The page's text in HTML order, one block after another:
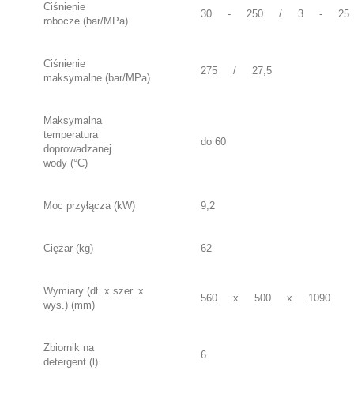
Ciśnienie
robocze (bar/MPa)
30 - 250 / 3 - 25
Ciśnienie
maksymalne (bar/MPa)
275 / 27,5
Maksymalna
temperatura
doprowadzanej
wody (°C)
do 60
Moc przyłącza (kW) 9,2
Ciężar (kg) 62
Wymiary (dł. x szer. x
wys.) (mm)
560 x 500 x 1090
Zbiornik na
detergent (l)
6